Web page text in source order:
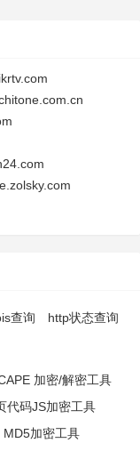
ikrtv.com
查询
http状态查询
加密/解密工具
代码JS加密工具
MD5加密工具